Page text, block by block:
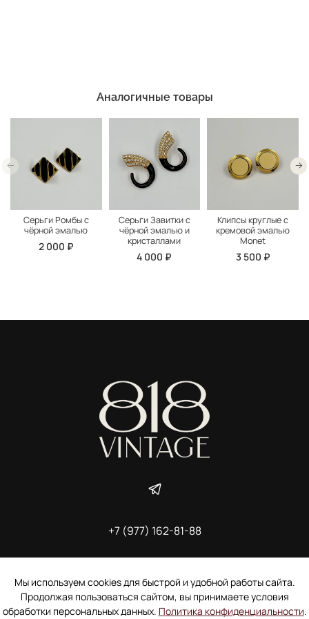
Аналогичные товары
Серьги Ромбы с
чёрной эмалью
2 000 ₽
Серьги Завитки с
чёрной эмалью и
кристаллами
4 000 ₽
Клипсы круглые с
кремовой эмалью
Monet
3 500 ₽
+7 (977) 162-81-88
Пользовательское соглашение
Электронное согласие покупателя на рассылку
Согласие на обработку персональных данных
Мы используем cookies для быстрой и удобной работы сайта.
Продолжая пользоваться сайтом, вы принимаете условия
обработки персональных данных. Политика конфиденциальности.